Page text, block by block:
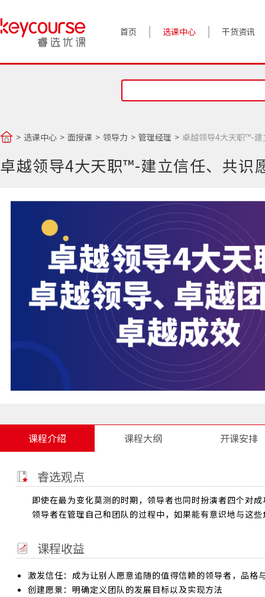
首页 选课中心 干货资讯
案例实践
对话高管
睿选视角
选课中心 面授课 领导力 管理经理 卓越领导4大天职™-建
卓越领导4大天职™-建立信任、共识
课程介绍 课程大纲 开课安排
睿选观点
即使在最为变化莫测的时期，领导者也同时扮演者四个对
领导者在管理自己和团队的过程中，如果能有意识地与这
课程收益
激发信任：成为让别人愿意追随的值得信赖的领导者，品格
创建愿景：明确定义团队的发展目标以及实现方法